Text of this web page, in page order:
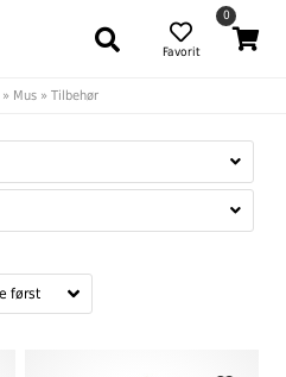
Favorit
0
» Mus »Tilbehør